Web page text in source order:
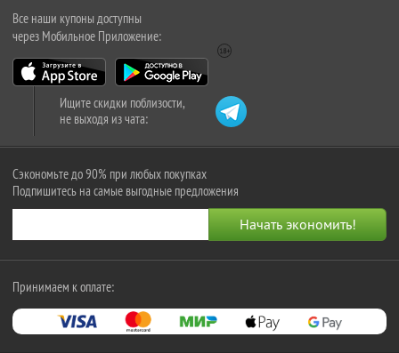
Все наши купоны доступны
через Мобильное Приложение:
Ищите скидки поблизости,
не выходя из чата:
Сэкономьте до 90% при любых покупках
Подпишитесь на самые выгодные предложения
Принимаем к оплате: